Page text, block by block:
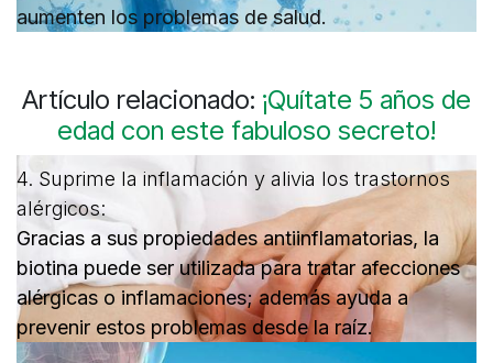
aumenten los problemas de salud.
Artículo relacionado: ¡Quítate 5 años de
edad con este fabuloso secreto!
4. Suprime la inflamación y alivia los trastornos
alérgicos:
Gracias a sus propiedades antiinflamatorias, la
biotina puede ser utilizada para tratar afecciones
alérgicas o inflamaciones; además ayuda a
prevenir estos problemas desde la raíz.